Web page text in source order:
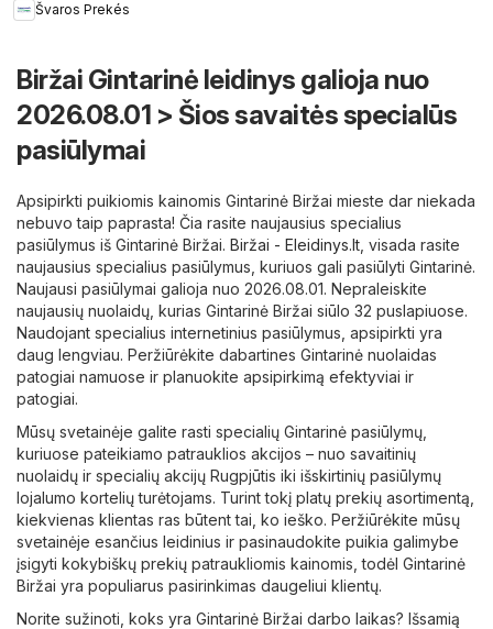
Švaros Prekés
Biržai Gintarinė leidinys galioja nuo
2026.08.01 > Šios savaitės specialūs
pasiūlymai
Apsipirkti puikiomis kainomis Gintarinė Biržai mieste dar niekada
nebuvo taip paprasta! Čia rasite naujausius specialius
pasiūlymus iš Gintarinė Biržai. Biržai - Eleidinys.lt , visada rasite
naujausius specialius pasiūlymus, kuriuos gali pasiūlyti Gintarinė.
Naujausi pasiūlymai galioja nuo 2026.08.01. Nepraleiskite
naujausių nuolaidų, kurias Gintarinė Biržai siūlo 32 puslapiuose.
Naudojant specialius internetinius pasiūlymus, apsipirkti yra
daug lengviau. Peržiūrėkite dabartines Gintarinė nuolaidas
patogiai namuose ir planuokite apsipirkimą efektyviai ir
patogiai.
Mūsų svetainėje galite rasti specialių Gintarinė pasiūlymų,
kuriuose pateikiamo patrauklios akcijos – nuo ​​savaitinių
nuolaidų ir specialių akcijų Rugpjūtis iki išskirtinių pasiūlymų
lojalumo kortelių turėtojams. Turint tokį platų prekių asortimentą,
kiekvienas klientas ras būtent tai, ko ieško. Peržiūrėkite mūsų
svetainėje esančius leidinius ir pasinaudokite puikia galimybe
įsigyti kokybiškų prekių patraukliomis kainomis, todėl Gintarinė
Biržai yra populiarus pasirinkimas daugeliui klientų.
Norite sužinoti, koks yra Gintarinė Biržai darbo laikas? Išsamią